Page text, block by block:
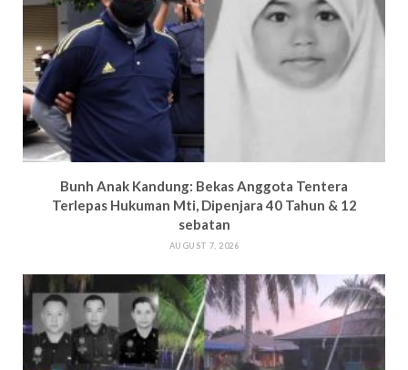
Bunh Anak Kandung: Bekas Anggota Tentera
Terlepas Hukuman Mti, Dipenjara 40 Tahun & 12
sebatan
AUGUST 7, 2026